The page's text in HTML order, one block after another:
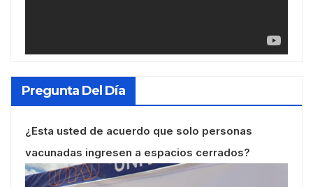
Pregunta Del Día
¿Esta usted de acuerdo que solo personas
vacunadas ingresen a espacios cerrados?